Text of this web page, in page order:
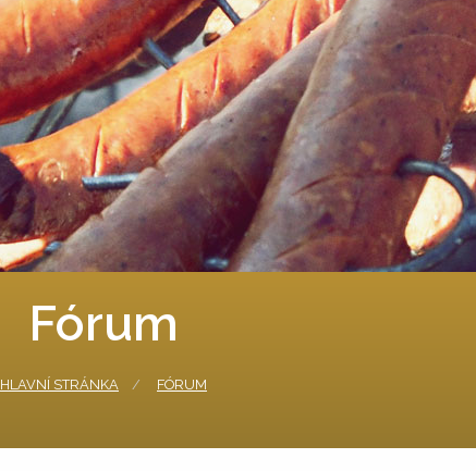
Fórum
HLAVNÍ STRÁNKA FÓRUM